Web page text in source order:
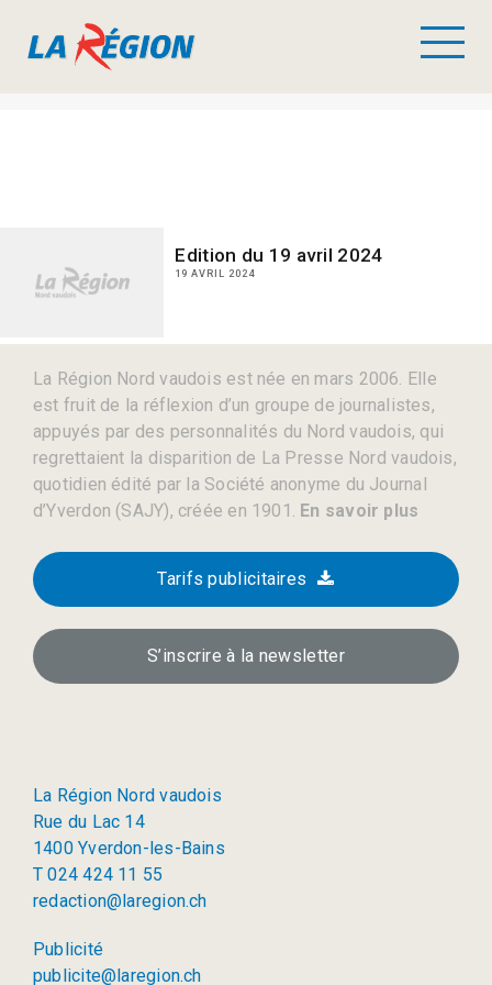
Edition du 19 avril 2024
19 AVRIL 2024
La Région Nord vaudois est née en mars 2006. Elle
est fruit de la réflexion d’un groupe de journalistes,
appuyés par des personnalités du Nord vaudois, qui
regrettaient la disparition de La Presse Nord vaudois,
quotidien édité par la Société anonyme du Journal
d’Yverdon (SAJY), créée en 1901. En savoir plus
Tarifs publicitaires
S’inscrire à la newsletter
La Région Nord vaudois
Rue du Lac 14
1400 Yverdon-les-Bains
T 024 424 11 55
redaction@laregion.ch
Publicité
publicite@laregion.ch